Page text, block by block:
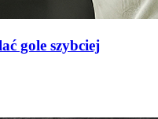
gole szybciej